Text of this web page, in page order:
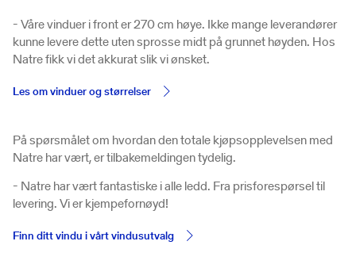
- Våre vinduer i front er 270 cm høye. Ikke mange leverandører
kunne levere dette uten sprosse midt på grunnet høyden. Hos
Natre fikk vi det akkurat slik vi ønsket.
Les om vinduer og størrelser
På spørsmålet om hvordan den totale kjøpsopplevelsen med
Natre har vært, er tilbakemeldingen tydelig.
- Natre har vært fantastiske i alle ledd. Fra prisforespørsel til
levering. Vi er kjempefornøyd!
Finn ditt vindu i vårt vindusutvalg